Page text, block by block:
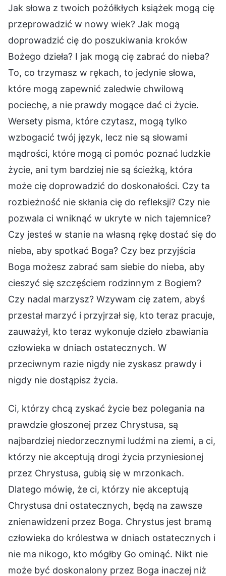
Jak słowa z twoich pożółkłych książek mogą cię
przeprowadzić w nowy wiek? Jak mogą
doprowadzić cię do poszukiwania kroków
Bożego dzieła? I jak mogą cię zabrać do nieba?
To, co trzymasz w rękach, to jedynie słowa,
które mogą zapewnić zaledwie chwilową
pociechę, a nie prawdy mogące dać ci życie.
Wersety pisma, które czytasz, mogą tylko
wzbogacić twój język, lecz nie są słowami
mądrości, które mogą ci pomóc poznać ludzkie
życie, ani tym bardziej nie są ścieżką, która
może cię doprowadzić do doskonałości. Czy ta
rozbieżność nie skłania cię do refleksji? Czy nie
pozwala ci wniknąć w ukryte w nich tajemnice?
Czy jesteś w stanie na własną rękę dostać się do
nieba, aby spotkać Boga? Czy bez przyjścia
Boga możesz zabrać sam siebie do nieba, aby
cieszyć się szczęściem rodzinnym z Bogiem?
Czy nadal marzysz? Wzywam cię zatem, abyś
przestał marzyć i przyjrzał się, kto teraz pracuje,
zauważył, kto teraz wykonuje dzieło zbawiania
człowieka w dniach ostatecznych. W
przeciwnym razie nigdy nie zyskasz prawdy i
nigdy nie dostąpisz życia.
Ci, którzy chcą zyskać życie bez polegania na
prawdzie głoszonej przez Chrystusa, są
najbardziej niedorzecznymi ludźmi na ziemi, a ci,
którzy nie akceptują drogi życia przyniesionej
przez Chrystusa, gubią się w mrzonkach.
Dlatego mówię, że ci, którzy nie akceptują
Chrystusa dni ostatecznych, będą na zawsze
znienawidzeni przez Boga. Chrystus jest bramą
człowieka do królestwa w dniach ostatecznych i
nie ma nikogo, kto mógłby Go ominąć. Nikt nie
może być doskonalony przez Boga inaczej niż